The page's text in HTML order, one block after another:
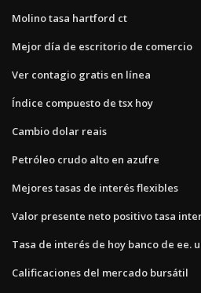
Molino tasa hartford ct
Mejor día de escritorio de comercio
Ver contagio gratis en línea
Índice compuesto de tsx hoy
Cambio dolar reais
Petróleo crudo alto en azufre
Mejores tasas de interés flexibles
Valor presente neto positivo tasa
Tasa de interés de hoy banco de ee.
Calificaciones del mercado bursátil